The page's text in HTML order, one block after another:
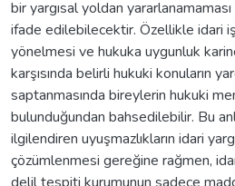
bir yargısal yoldan
ifade edilebilecektir. Özellikle idari
yönelmesi ve hukuka uygunluk
karşısında belirli hukuki konuların
saptanmasında bireylerin hukuki
bulunduğundan bahsedilebilir. Bu
ilgilendiren uyuşmazlıkların idari
çözümlenmesi gereğine rağmen,